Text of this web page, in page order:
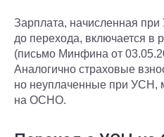
Зарплата, начисленная
до перехода, включается
(письмо Минфина от
Аналогично страховые
но неуплаченные при УСН,
на ОСНО.